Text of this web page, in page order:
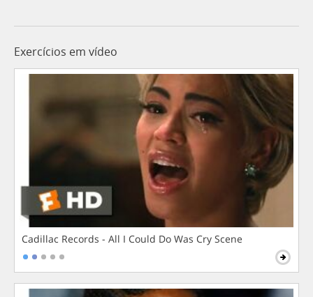
Exercícios em vídeo
Cadillac Records - All I Could Do Was Cry Scene